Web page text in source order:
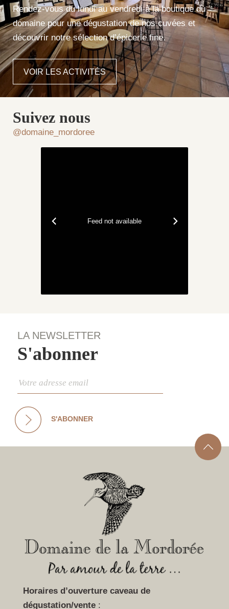
Rendez-vous du lundi au vendredi à la boutique du
domaine pour une dégustation de nos cuvées et
découvrir notre sélection d’épicerie fine.
VOIR LES ACTIVITÉS
Suivez nous
@domaine_mordoree
Feed not available
LA NEWSLETTER
S'abonner
S'ABONNER
Horaires d’ouverture caveau de
dégustation/vente: